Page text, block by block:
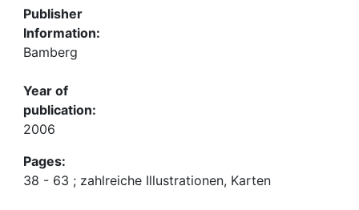
Publisher
Information:
Bamberg
Year of
publication:
2006
Pages:
38 - 63 ; zahlreiche Illustrationen, Karten